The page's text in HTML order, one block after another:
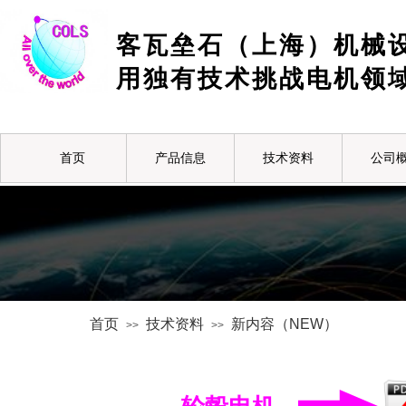
客瓦垒石（上海）机械
用独有技术挑战电机领
首页 产品信息 技术资料 公司
首页 >> 技术资料 >> 新内容（NEW）